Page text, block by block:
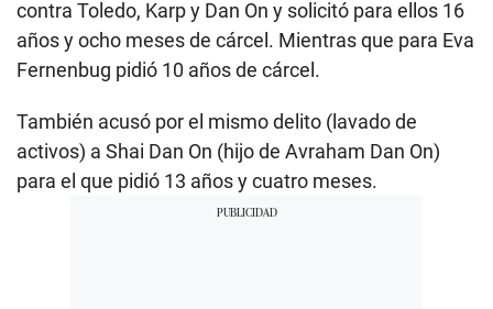
contra Toledo, Karp y Dan On y solicitó para ellos 16
años y ocho meses de cárcel. Mientras que para Eva
Fernenbug pidió 10 años de cárcel.
También acusó por el mismo delito (lavado de
activos) a Shai Dan On (hijo de Avraham Dan On)
para el que pidió 13 años y cuatro meses.